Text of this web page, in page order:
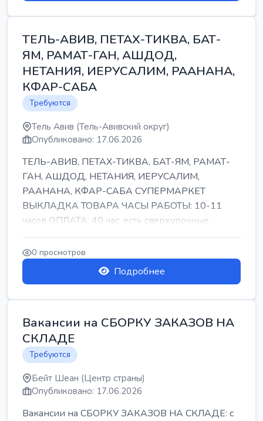
ТЕЛЬ-АВИВ, ПЕТАХ-ТИКВА, БАТ-
ЯМ, РАМАТ-ГАН, АШДОД,
НЕТАНИЯ, ИЕРУСАЛИМ, РААНАНА,
КФАР-САБА
Требуются
Тель Авив (Тель-Авивский округ)
Опубликовано: 17.06.2026
ТЕЛЬ-АВИВ, ПЕТАХ-ТИКВА, БАТ-ЯМ, РАМАТ-
ГАН, АШДОД, НЕТАНИЯ, ИЕРУСАЛИМ,
РААНАНА, КФАР-САБА СУПЕРМАРКЕТ
ВЫКЛАДКА ТОВАРА ЧАСЫ РАБОТЫ: 10-11
часов ОПЛАТА: 40 час, есть сверхурочные
ПИТАНИЕ ЕСТЬ Для синих б...
0 просмотров
Подробнее
Вакансии на СБОРКУ ЗАКАЗОВ НА
СКЛАДЕ
Требуются
Бейт Шеан (Центр страны)
Опубликовано: 17.06.2026
Вакансии на СБОРКУ ЗАКАЗОВ НА СКЛАДЕ: с